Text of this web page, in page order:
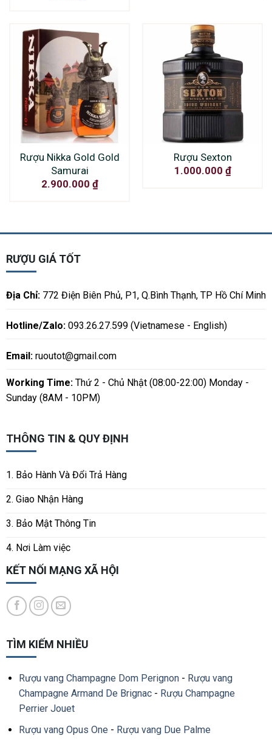
Rượu Nikka Gold Gold
Samurai
2.900.000 ₫
Rượu Sexton
1.000.000 ₫
RƯỢU GIÁ TỐT
Địa Chỉ:772 Điện Biên Phủ, P1, Q.Bình Thạnh, TP Hồ Chí Minh
Hotline/Zalo:093.26.27.599 (Vietnamese - English)
Email: ruoutot@gmail.com
Working Time:Thứ 2 - Chủ Nhật (08:00-22:00) Monday -
Sunday (8AM - 10PM)
THÔNG TIN & QUY ĐỊNH
1. Bảo Hành Và Đổi Trả Hàng
2. Giao Nhận Hàng
3. Bảo Mật Thông Tin
4. Nơi Làm việc
KẾT NỐI MẠNG XÃ HỘI
TÌM KIẾM NHIỀU
Rượu vang Champagne Dom Perignon- Rượu vang
Champagne Armand De Brignac- Rượu Champagne
Perrier Jouet
Rượu vang Opus One - Rượu vang Due Palme